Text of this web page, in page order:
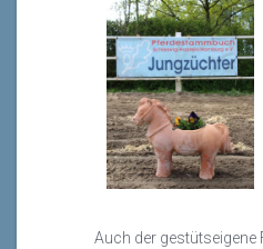
Auch der gestütseigene